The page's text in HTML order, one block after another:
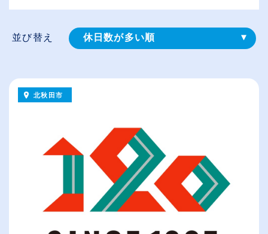
並び替え 休日数が多い順
従業員が多い順
北秋田市